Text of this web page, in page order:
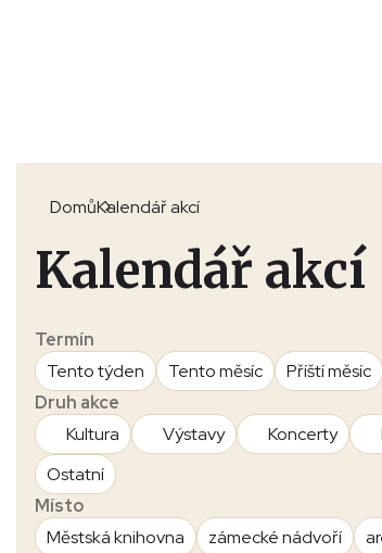
DomůKalendář akcí
Kalendář akcí
Termín
Tento týden
Tento měsíc Příští měsíc
Druh akce
Kultura
Výstavy Koncerty
Ostatní
Místo
Městská knihovna
zámecké nádvoří